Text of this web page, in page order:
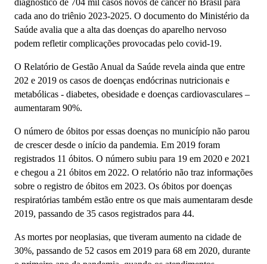
diagnóstico de 704 mil casos novos de câncer no Brasil para
cada ano do triênio 2023-2025. O documento do Ministério da
Saúde avalia que a alta das doenças do aparelho nervoso
podem refletir complicações provocadas pelo covid-19.
O Relatório de Gestão Anual da Saúde revela ainda que entre
202 e 2019 os casos de doenças endócrinas nutricionais e
metabólicas - diabetes, obesidade e doenças cardiovasculares –
aumentaram 90%.
O número de óbitos por essas doenças no município não parou
de crescer desde o início da pandemia. Em 2019 foram
registrados 11 óbitos. O número subiu para 19 em 2020 e 2021
e chegou a 21 óbitos em 2022. O relatório não traz informações
sobre o registro de óbitos em 2023. Os óbitos por doenças
respiratórias também estão entre os que mais aumentaram desde
2019, passando de 35 casos registrados para 44.
As mortes por neoplasias, que tiveram aumento na cidade de
30%, passando de 52 casos em 2019 para 68 em 2020, durante